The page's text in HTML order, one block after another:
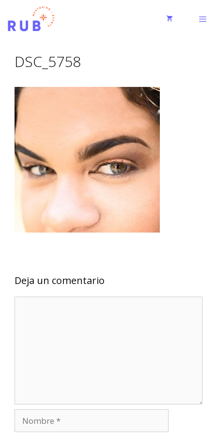
DSC_5758
Deja un comentario